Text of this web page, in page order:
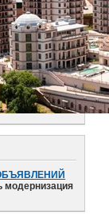
модернизация